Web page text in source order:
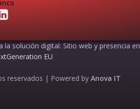
solución digital: Sitio web y presencia
EU
reservados | Powered by Anova IT